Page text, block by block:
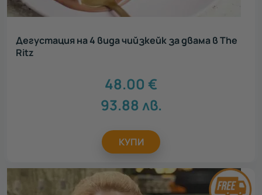
Дегустация на 4 вида чийзкейк за двама в The
Ritz
48.00 €
93.88 лв.
КУПИ